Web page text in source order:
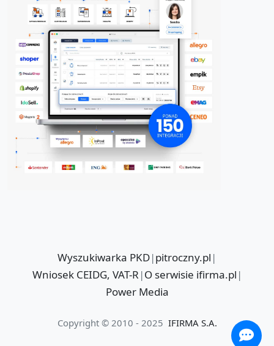
Wyszukiwarka PKD|pitroczny.pl |
Wniosek CEIDG, VAT-R |O serwisie ifirma.pl |
Power Media
Copyright © 2010 - 2025 IFIRMA S.A.